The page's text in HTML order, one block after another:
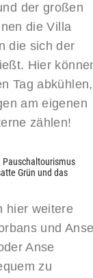
der großen
die Villa
die sich der
Hier
Tag abkühlen,
am eigenen
zählen!
Pauschaltourismus
Grün und das
hier weitere
und
Anse
zu